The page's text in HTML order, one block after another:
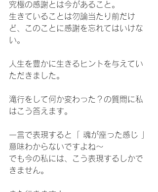
究極の感謝とは今があること。
生きていることは勿論当たり前だけ
ど、このことに感謝を忘れてはいけな
い。
人生を豊かに生きるヒントを与えてい
ただきました。
滝行をして何か変わった？の質問に私
はこう答えます。
一言で表現すると「 魂が座った感じ 」
意味わからないですよね～
でも今の私には、こう表現するしかで
きません。